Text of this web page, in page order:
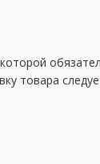
товара